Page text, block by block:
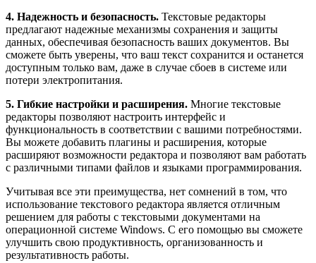
4. Надежность и безопасность. Текстовые редакторы
предлагают надежные механизмы сохранения и защиты
данных, обеспечивая безопасность ваших документов. Вы
сможете быть уверены, что ваш текст сохранится и останется
доступным только вам, даже в случае сбоев в системе или
потери электропитания.
5. Гибкие настройки и расширения. Многие текстовые
редакторы позволяют настроить интерфейс и
функциональность в соответствии с вашими потребностями.
Вы можете добавить плагины и расширения, которые
расширяют возможности редактора и позволяют вам работать
с различными типами файлов и языками программирования.
Учитывая все эти преимущества, нет сомнений в том, что
использование текстового редактора является отличным
решением для работы с текстовыми документами на
операционной системе Windows. С его помощью вы сможете
улучшить свою продуктивность, организованность и
результативность работы.